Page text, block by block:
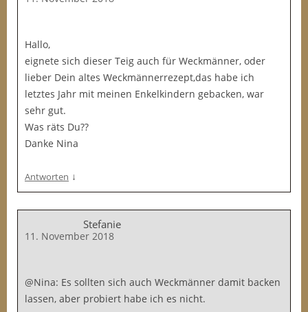
Hallo,
eignete sich dieser Teig auch für Weckmänner, oder
lieber Dein altes Weckmännerrezept,das habe ich
letztes Jahr mit meinen Enkelkindern gebacken, war
sehr gut.
Was räts Du??
Danke Nina
Antworten ↓
Stefanie
11. November 2018
@Nina: Es sollten sich auch Weckmänner damit backen
lassen, aber probiert habe ich es nicht.